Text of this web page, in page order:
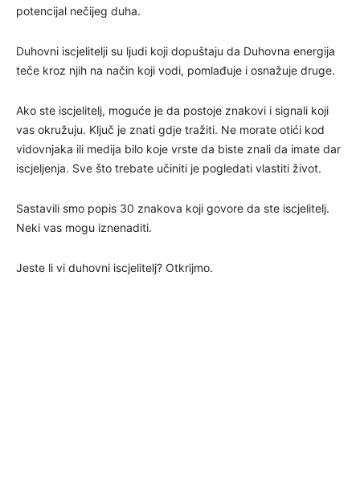
potencijal nečijeg duha.
Duhovni iscjelitelji su ljudi koji dopuštaju da Duhovna energija
teče kroz njih na način koji vodi, pomlađuje i osnažuje druge.
Ako ste iscjelitelj, moguće je da postoje znakovi i signali koji
vas okružuju. Ključ je znati gdje tražiti. Ne morate otići kod
vidovnjaka ili medija bilo koje vrste da biste znali da imate dar
iscjeljenja. Sve što trebate učiniti je pogledati vlastiti život.
Sastavili smo popis 30 znakova koji govore da ste iscjelitelj.
Neki vas mogu iznenaditi.
Jeste li vi duhovni iscjelitelj? Otkrijmo.